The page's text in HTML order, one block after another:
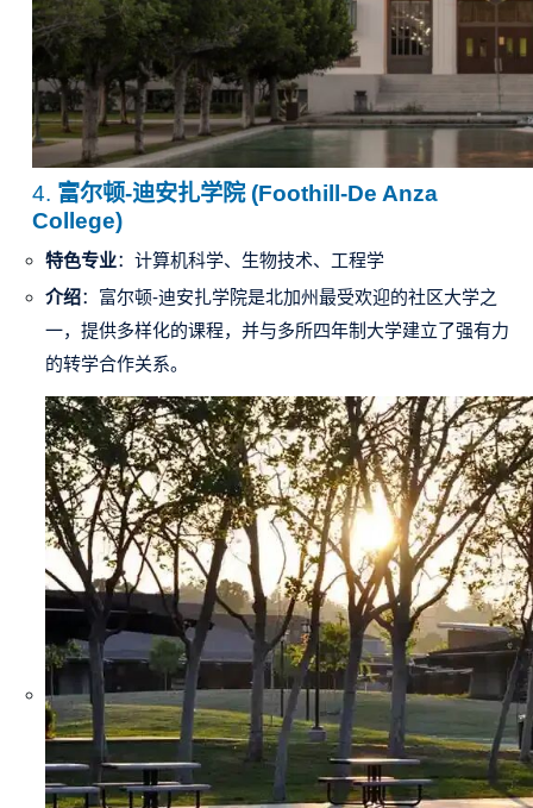
4. 富尔顿-迪安扎学院 (Foothill-De Anza
College)
特色专业：计算机科学、生物技术、工程学
介绍：富尔顿-迪安扎学院是北加州最受欢迎的社区大学之
一，提供多样化的课程，并与多所四年制大学建立了强有力
的转学合作关系。